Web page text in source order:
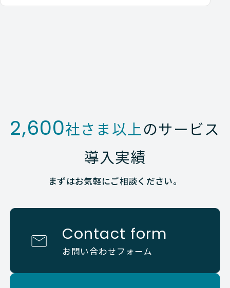
2,600社さま以上のサービス
導入実績
まずはお気軽にご相談ください。
Contact form
お問い合わせフォーム